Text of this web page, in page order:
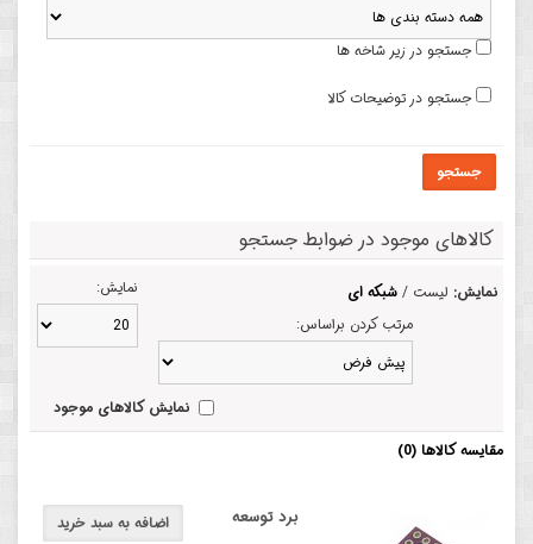
جستجو در زیر شاخه ها
جستجو در توضیحات کالا
جستجو
کالاهای موجود در ضوابط جستجو
نمایش: لیست / شبکه ای
نمایش:
مرتب کردن براساس:
نمایش کالاهای موجود
مقایسه کالاها (0)
اضافه به سبد خرید
برد توسعه